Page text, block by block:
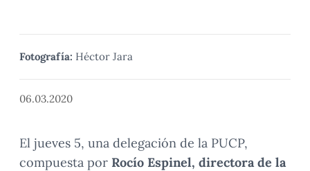
Fotografía: Héctor Jara
06.03.2020
El jueves 5, una delegación de la PUCP,
compuesta por Rocío Espinel, directora de la